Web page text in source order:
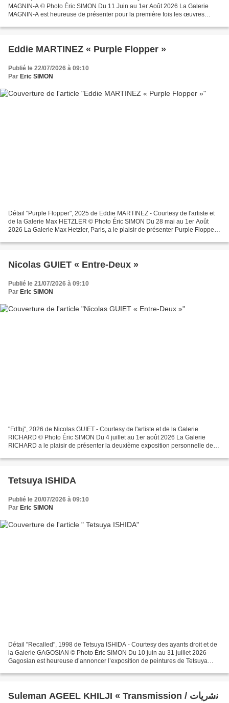
MAGNIN-A © Photo Éric SIMON Du 11 Juin au 1er Août 2026 La Galerie
MAGNIN-A est heureuse de présenter pour la première fois les œuvres
Eddie MARTINEZ « Purple Flopper »
Publié le 22/07/2026 à 09:10
Par Eric SIMON
Détail "Purple Flopper", 2025 de Eddie MARTINEZ - Courtesy de l'artiste et
de la Galerie Max HETZLER © Photo Éric SIMON Du 28 mai au 1er Août
2026 La Galerie Max Hetzler, Paris, a le plaisir de présenter Purple Flopper,
Nicolas GUIET « Entre-Deux »
Publié le 21/07/2026 à 09:10
Par Eric SIMON
"Fdfbj", 2026 de Nicolas GUIET - Courtesy de l'artiste et de la Galerie
RICHARD © Photo Éric SIMON Du 4 juillet au 1er août 2026 La Galerie
RICHARD a le plaisir de présenter la deuxième exposition personnelle de
Tetsuya ISHIDA
Publié le 20/07/2026 à 09:10
Par Eric SIMON
Détail "Recalled", 1998 de Tetsuya ISHIDA - Courtesy des ayants droit et de
la Galerie GAGOSIAN © Photo Éric SIMON Du 10 juin au 31 juillet 2026
Gagosian est heureuse d’annoncer l’exposition de peintures de Tetsuya
Suleman AGEEL KHILJI « Transmission / ﻧﺷرﯾﺎت